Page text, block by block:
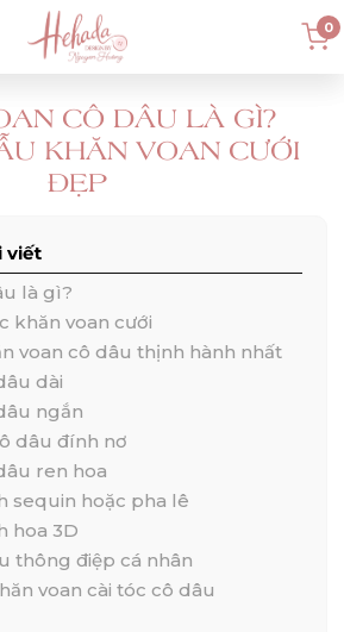
0
CÔ DÂU LÀ GÌ?
KHĂN VOAN CƯỚI
ĐẸP
viết
là gì?
khăn voan cưới
voan cô dâu thịnh hành nhất
dài
ngắn
dâu đính nơ
ren hoa
sequin hoặc pha lê
hoa 3D
thông điệp cá nhân
voan cài tóc cô dâu